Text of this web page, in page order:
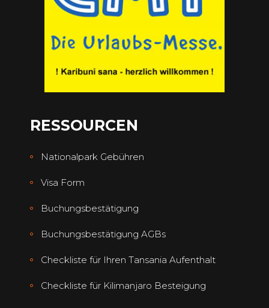
RESSOURCEN
Nationalpark Gebühren
Visa Form
Buchungsbestätigung
Buchungsbestätigung AGBs
Checkliste für Ihren Tansania Aufenthalt
Checkliste für Kilimanjaro Besteigung